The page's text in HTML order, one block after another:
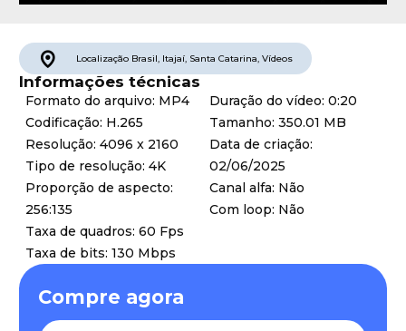
Localização Brasil, Itajaí, Santa Catarina, Vídeos
Informações técnicas
Formato do arquivo: MP4
Codificação: H.265
Resolução: 4096 x 2160
Tipo de resolução: 4K
Proporção de aspecto:
256:135
Taxa de quadros: 60 Fps
Taxa de bits: 130 Mbps
Duração do vídeo: 0:20
Tamanho: 350.01 MB
Data de criação:
02/06/2025
Canal alfa: Não
Com loop: Não
Compre agora